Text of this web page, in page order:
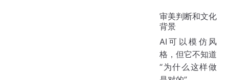
审美判断和文化
背景
AI可以模仿风
格，但它不知道
“为什么这样做